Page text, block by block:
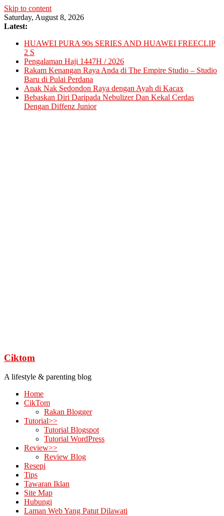
Skip to content
Saturday, August 8, 2026
Latest:
HUAWEI PURA 90s SERIES AND HUAWEI FREECLIP
2 S
Pengalaman Haji 1447H / 2026
Rakam Kenangan Raya Anda di The Empire Studio – Studio
Baru di Pulai Perdana
Anak Nak Sedondon Raya dengan Ayah di Kacax
Bebaskan Diri Daripada Nebulizer Dan Kekal Cerdas
Dengan Diffenz Junior
Ciktom
A lifestyle & parenting blog
Home
CikTom
Rakan Blogger
Tutorial>>
Tutorial Blogspot
Tutorial WordPress
Review>>
Review Blog
Resepi
Tips
Tawaran Iklan
Site Map
Hubungi
Laman Web Yang Patut Dilawati